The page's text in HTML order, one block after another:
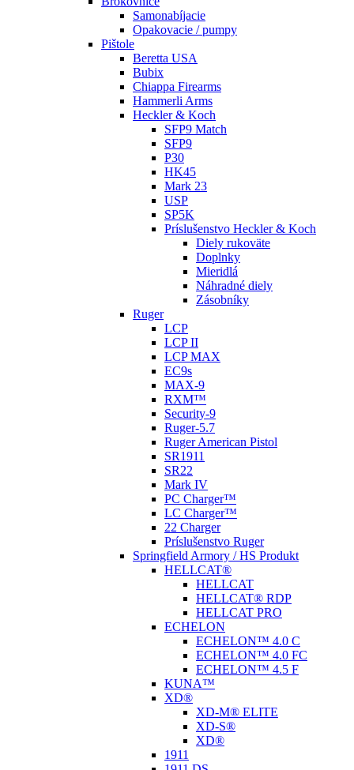
Samonabíjacie
Opakovacie / pumpy
Pištole
Beretta USA
Bubix
Chiappa Firearms
Hammerli Arms
Heckler & Koch
SFP9 Match
SFP9
P30
HK45
Mark 23
USP
SP5K
Príslušenstvo Heckler & Koch
Diely rukoväte
Doplnky
Mieridlá
Náhradné diely
Zásobníky
Ruger
LCP
LCP II
LCP MAX
EC9s
MAX-9
RXM™
Security-9
Ruger-5.7
Ruger American Pistol
SR1911
SR22
Mark IV
PC Charger™
LC Charger™
22 Charger
Príslušenstvo Ruger
Springfield Armory / HS Produkt
HELLCAT®
HELLCAT
HELLCAT® RDP
HELLCAT PRO
ECHELON
ECHELON™ 4.0 C
ECHELON™ 4.0 FC
ECHELON™ 4.5 F
KUNA™
XD®
XD-M® ELITE
XD-S®
XD®
1911